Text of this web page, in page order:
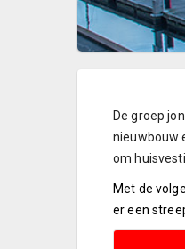
De groep
nieuwbouw
om
Met de
er een